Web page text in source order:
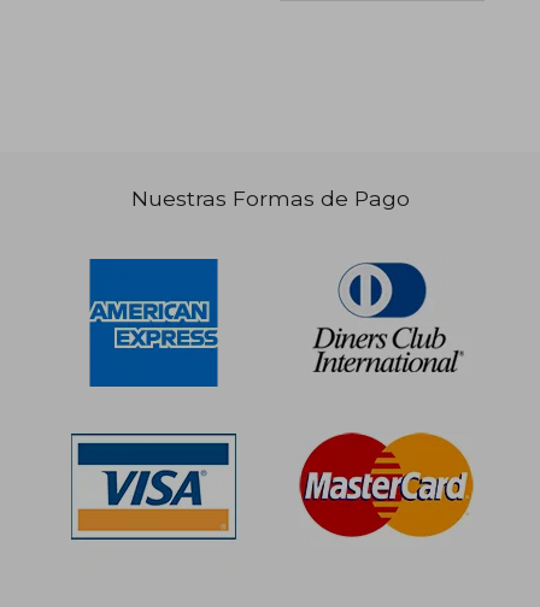
Nuestras Formas de Pago